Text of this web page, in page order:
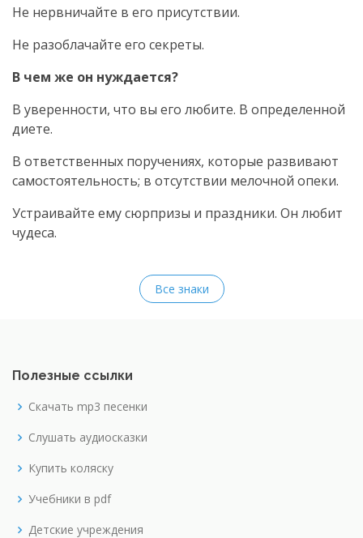
Не нервничайте в его присутствии.
Не разоблачайте его секреты.
В чем же он нуждается?
В уверенности, что вы его любите. В определенной
диете.
В ответственных поручениях, которые развивают
самостоятельность; в отсутствии мелочной опеки.
Устраивайте ему сюрпризы и праздники. Он любит
чудеса.
Все знаки
Полезные ссылки
Скачать mp3 песенки
Слушать аудиосказки
Купить коляску
Учебники в pdf
Детские учреждения